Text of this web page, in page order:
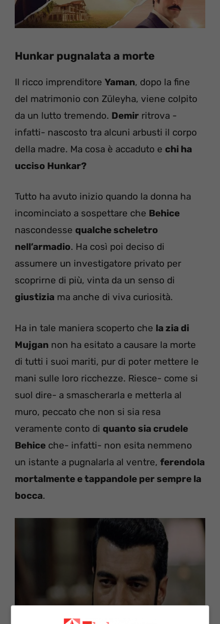
Hunkar pugnalata a morte
Il ricco imprenditore Yaman, dopo la fine
del matrimonio con Züleyha, viene colpito
da un lutto tremendo. Demir ritrova -
infatti- nascosto tra alcuni arbusti il corpo
della madre. Ma cosa è accaduto e chi ha
ucciso Hunkar?
Tutto ha avuto inizio quando la donna ha
incominciato a sospettare che Behice
nascondesse qualche scheletro
nell’armadio. Ha così poi deciso di
assumere un investigatore privato per
scoprirne di più, vinta da un senso di
giustizia ma anche di viva curiosità.
Ha in tale maniera scoperto che la zia di
Mujgan non ha esitato a causare la morte
di tutti i suoi mariti, pur di poter mettere le
mani sulle loro ricchezze. Riesce- come si
suol dire- a smascherarla e metterla al
muro, peccato che non si sia resa
veramente conto di quanto sia crudele
Behice che- infatti- non esita nemmeno
un istante a pugnalarla al ventre, ferendola
mortalmente e tappandole per sempre la
bocca.